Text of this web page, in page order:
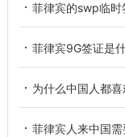
菲律宾的swp临时
菲律宾9G签证是
为什么中国人都
菲律宾人来中国需